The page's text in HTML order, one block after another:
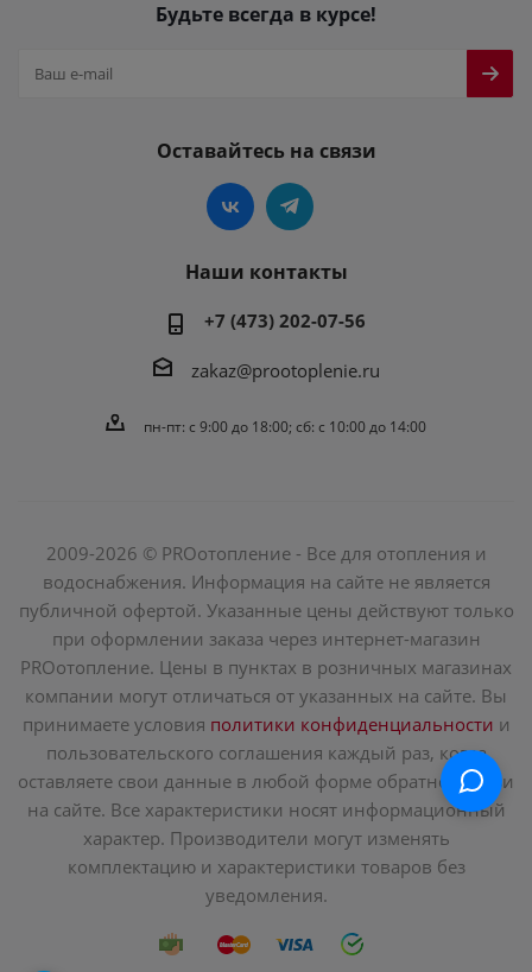
Будьте всегда в курсе!
Оставайтесь на связи
Наши контакты
+7 (473) 202-07-56
zakaz@prootoplenie.ru
пн-пт: c 9:00 до 18:00; сб: с 10:00 до 14:00
2009-2026 © PROотопление - Все для отопления и
водоснабжения. Информация на сайте не является
публичной офертой. Указанные цены действуют только
при оформлении заказа через интернет-магазин
PROотопление. Цены в пунктах в розничных магазинах
компании могут отличаться от указанных на сайте. Вы
принимаете условия политики конфиденциальности и
пользовательского соглашения каждый раз, когда
оставляете свои данные в любой форме обратной связи
на сайте. Все характеристики носят информационный
характер. Производители могут изменять
комплектацию и характеристики товаров без
уведомления.